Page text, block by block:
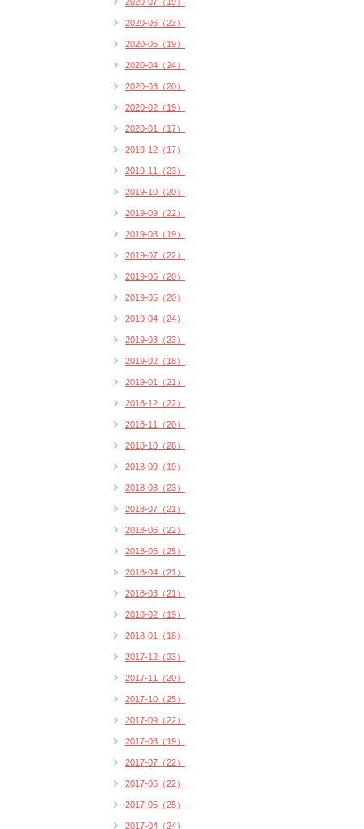
2020-06（23）
2020-05（19）
2020-04（24）
2020-03（20）
2020-02（19）
2020-01（17）
2019-12（17）
2019-11（23）
2019-10（20）
2019-09（22）
2019-08（19）
2019-07（22）
2019-06（20）
2019-05（20）
2019-04（24）
2019-03（23）
2019-02（18）
2019-01（21）
2018-12（22）
2018-11（20）
2018-10（28）
2018-09（19）
2018-08（23）
2018-07（21）
2018-06（22）
2018-05（25）
2018-04（21）
2018-03（21）
2018-02（19）
2018-01（18）
2017-12（23）
2017-11（20）
2017-10（25）
2017-09（22）
2017-08（19）
2017-07（22）
2017-06（22）
2017-05（25）
2017-04（24）